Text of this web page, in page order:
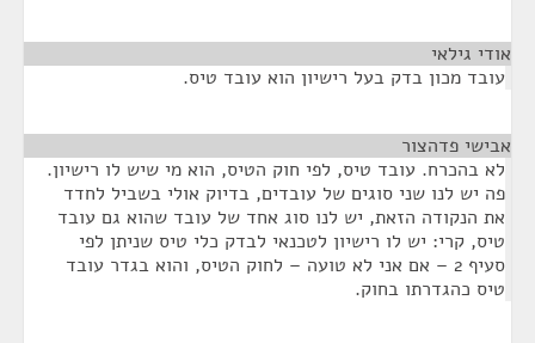
אודי גילאי
עובד מכון בדק בעל רישיון הוא עובד טיס.
אבישי פדהצור
לא בהכרח. עובד טיס, לפי חוק הטיס, הוא מי שיש לו רישיון.
פה יש לנו שני סוגים של עובדים, בדיוק אולי בשביל לחדד
את הנקודה הזאת, יש לנו סוג אחד של עובד שהוא גם עובד
טיס, קרי: יש לו רישיון לטכנאי לבדק כלי טיס שניתן לפי
סעיף 2 – אם אני לא טועה – לחוק הטיס, והוא בגדר עובד
טיס כהגדרתו בחוק.